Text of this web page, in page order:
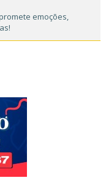
emoções,